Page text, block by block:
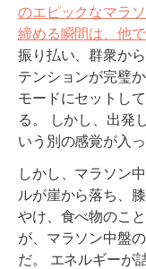
のエピックなマラ
締める瞬間は、他
振り払い、群衆か
テンションが完璧
モードにセットし
る。 しかし、出発
いう別の感覚が入
しかし、マラソン
ルが崖から落ち、
やけ、食べ物のこ
が、マラソン中盤
だ。 エネルギーが